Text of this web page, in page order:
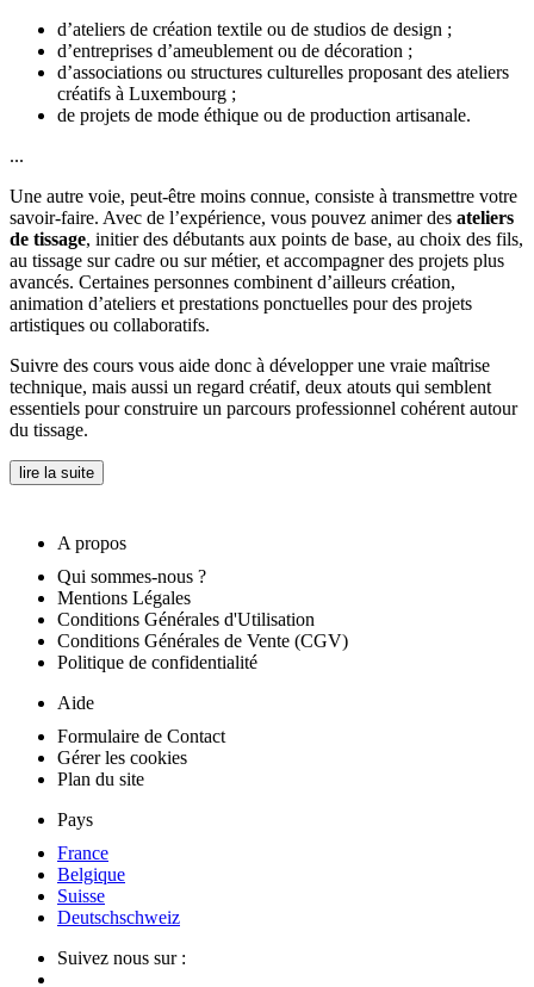
d’ateliers de création textile ou de studios de design ;
d’entreprises d’ameublement ou de décoration ;
d’associations ou structures culturelles proposant des ateliers
créatifs à Luxembourg ;
de projets de mode éthique ou de production artisanale.
...
Une autre voie, peut-être moins connue, consiste à transmettre votre
savoir-faire. Avec de l’expérience, vous pouvez animer des ateliers
de tissage, initier des débutants aux points de base, au choix des fils,
au tissage sur cadre ou sur métier, et accompagner des projets plus
avancés. Certaines personnes combinent d’ailleurs création,
animation d’ateliers et prestations ponctuelles pour des projets
artistiques ou collaboratifs.
Suivre des cours vous aide donc à développer une vraie maîtrise
technique, mais aussi un regard créatif, deux atouts qui semblent
essentiels pour construire un parcours professionnel cohérent autour
du tissage.
lire la suite
A propos
Qui sommes-nous ?
Mentions Légales
Conditions Générales d'Utilisation
Conditions Générales de Vente (CGV)
Politique de confidentialité
Aide
Formulaire de Contact
Gérer les cookies
Plan du site
Pays
France
Belgique
Suisse
Deutschschweiz
Suivez nous sur :